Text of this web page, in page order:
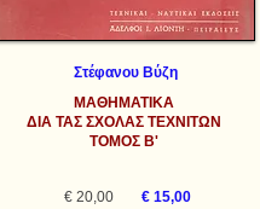
Στέφανου Βύζη
ΜΑΘΗΜΑΤΙΚΑ
ΔΙΑ ΤΑΣ ΣΧΟΛΑΣ ΤΕΧΝΙΤΩΝ
ΤΟΜΟΣ Β'
€ 20,00 € 15,00